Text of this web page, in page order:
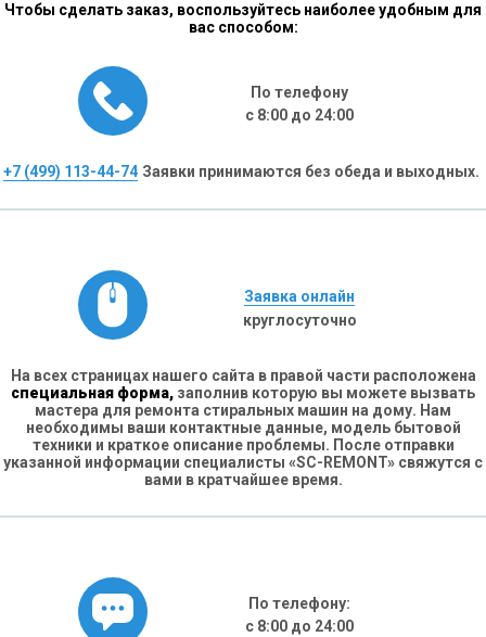
Чтобы сделать заказ, воспользуйтесь наиболее удобным для
вас способом:
По телефону
с 8:00 до 24:00
+7 (499) 113-44-74 Заявки принимаются без обеда и выходных.
Заявка онлайн
круглосуточно
На всех страницах нашего сайта в правой части расположена
специальная форма, заполнив которую вы можете вызвать
мастера для ремонта стиральных машин на дому. Нам
необходимы ваши контактные данные, модель бытовой
техники и краткое описание проблемы. После отправки
указанной информации специалисты «SC-REMONT» свяжутся с
вами в кратчайшее время.
По телефону:
с 8:00 до 24:00